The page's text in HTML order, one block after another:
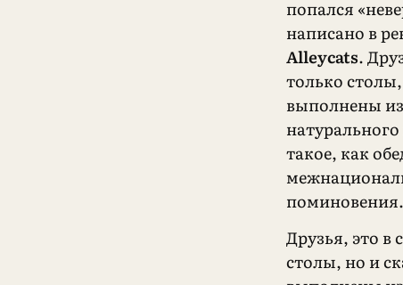
попался
написано в
Alleycats.
только
выполнены
такое, как
поминовения.
Друзья, это в
столы, но и